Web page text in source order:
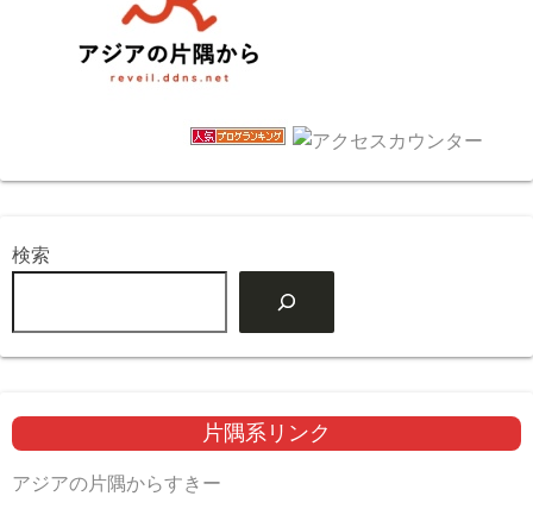
検索
片隅系リンク
アジアの片隅からすきー